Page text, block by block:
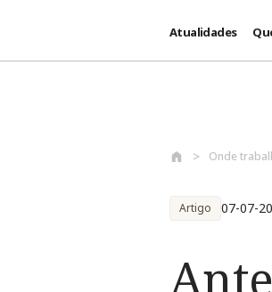
Atualidades
Onde
Artigo 07-07-